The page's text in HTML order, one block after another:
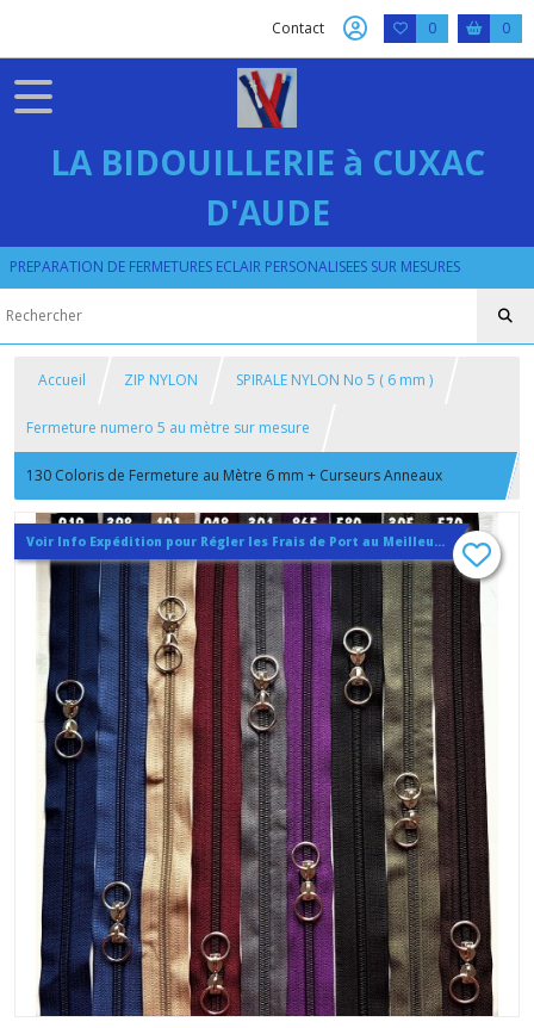
Contact 0 0
LA BIDOUILLERIE à CUXAC
D'AUDE
PREPARATION DE FERMETURES ECLAIR PERSONALISEES SUR MESURES
Accueil ZIP NYLON SPIRALE NYLON No 5 ( 6 mm )
Fermeture numero 5 au mètre sur mesure
130 Coloris de Fermeture au Mètre 6 mm + Curseurs Anneaux
argentés , dorés , vieux laiton ou argent noir
Voir Info Expédition pour Régler les Frais de Port au Meilleur Prix , En haut d'ecran à Droite